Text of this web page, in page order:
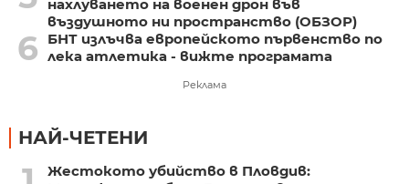
нахлуването на военен дрон във
въздушното ни пространство (ОБЗОР)
6
БНТ излъчва европейското първенство по
лека атлетика - вижте програмата
Реклама
НАЙ-ЧЕТЕНИ
Жестокото убийство в Пловдив: